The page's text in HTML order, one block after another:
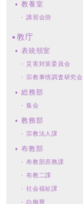
教養室
講習会掛
教庁
表統領室
災害対策委員会
宗教事情調査研究会
総務部
集会
教務部
宗教法人課
布教部
布教部庶務課
布教二課
社会福祉課
白梅寮